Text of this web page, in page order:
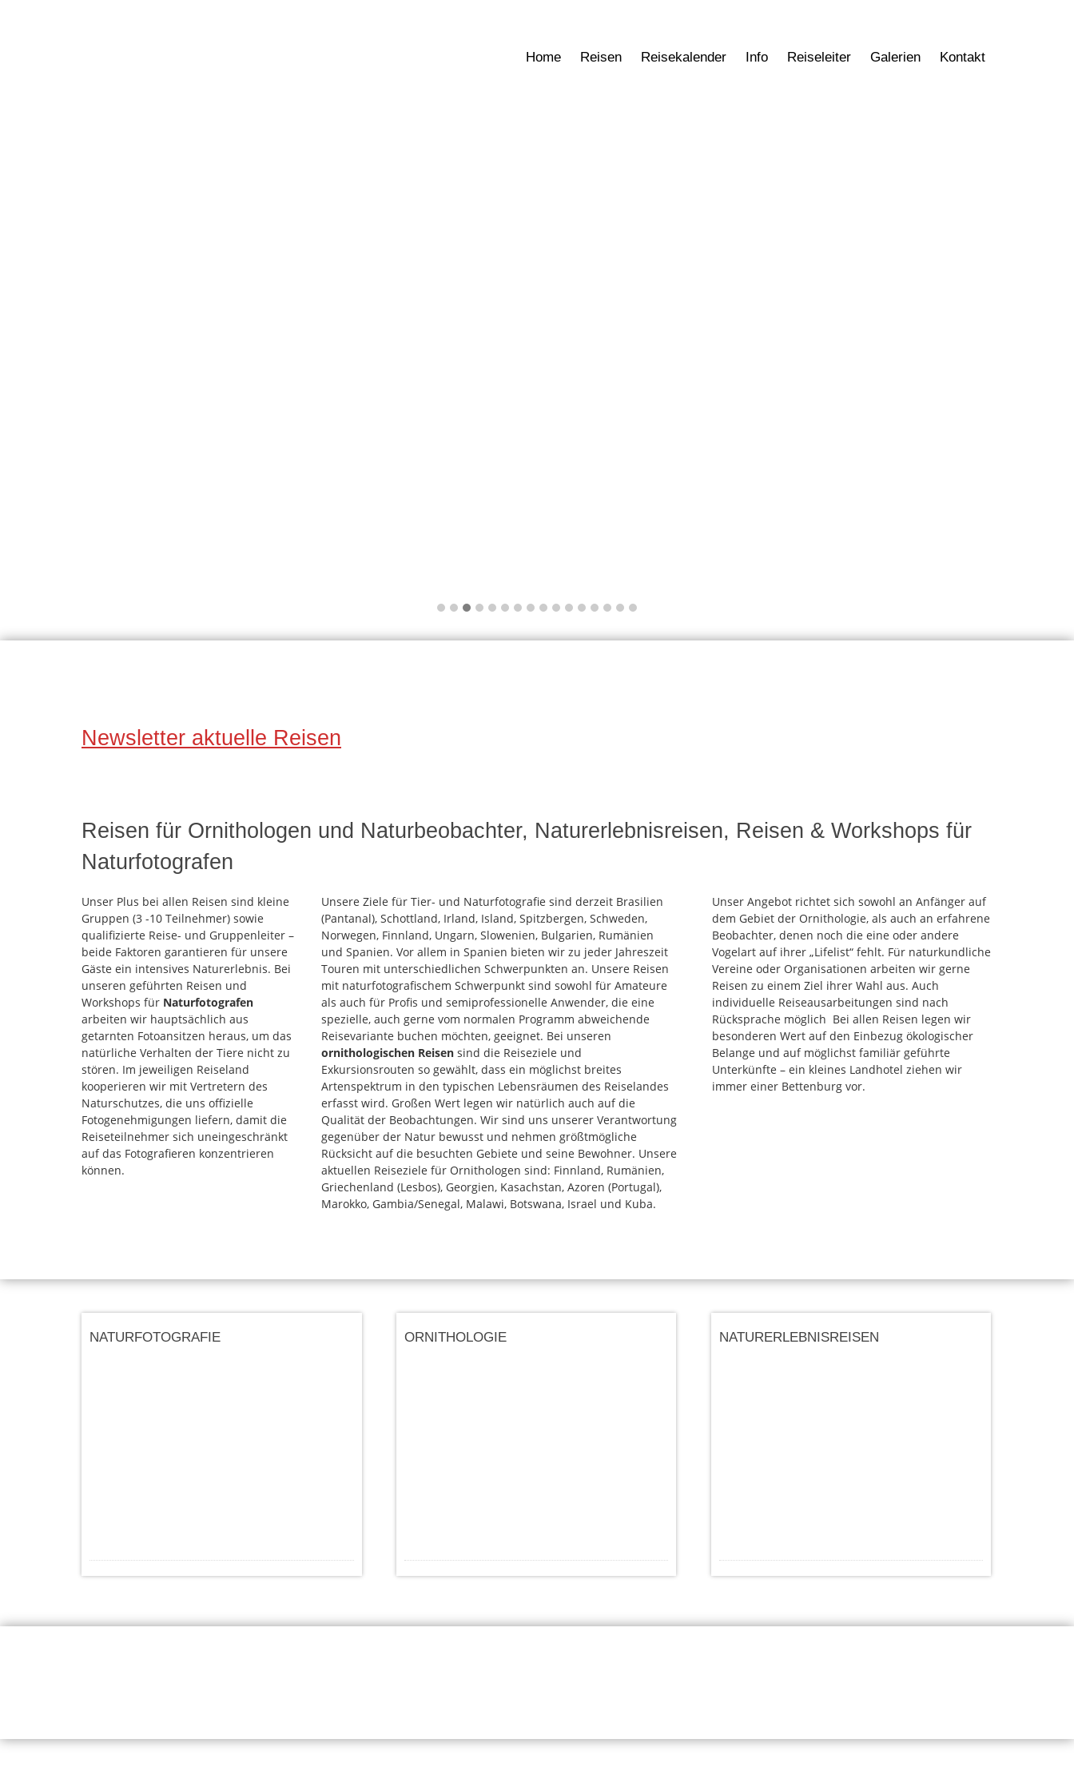
Home
Home Reisen
Reisen Reisekalender
Reisekalender Info
Info Reiseleiter
Reiseleiter Galerien
Galerien Kontakt
Kontakt
Newsletter aktuelle Reisen
Reisen für Ornithologen und Naturbeobachter, Naturerlebnisreisen, Reisen & Workshops für
Naturfotografen
Unser Plus bei allen Reisen sind kleine
Gruppen (3 -10 Teilnehmer) sowie
qualifizierte Reise- und Gruppenleiter –
beide Faktoren garantieren für unsere
Gäste ein intensives Naturerlebnis. Bei
unseren geführten Reisen und
Workshops für Naturfotografen
arbeiten wir hauptsächlich aus
getarnten Fotoansitzen heraus, um das
natürliche Verhalten der Tiere nicht zu
stören. Im jeweiligen Reiseland
kooperieren wir mit Vertretern des
Naturschutzes, die uns offizielle
Fotogenehmigungen liefern, damit die
Reiseteilnehmer sich uneingeschränkt
auf das Fotografieren konzentrieren
können.
Unsere Ziele für Tier- und Naturfotografie sind derzeit Brasilien
(Pantanal), Schottland, Irland, Island, Spitzbergen, Schweden,
Norwegen, Finnland, Ungarn, Slowenien, Bulgarien, Rumänien
und Spanien. Vor allem in Spanien bieten wir zu jeder Jahreszeit
Touren mit unterschiedlichen Schwerpunkten an. Unsere Reisen
mit naturfotografischem Schwerpunkt sind sowohl für Amateure
als auch für Profis und semiprofessionelle Anwender, die eine
spezielle, auch gerne vom normalen Programm abweichende
Reisevariante buchen möchten, geeignet. Bei unseren
ornithologischen Reisen sind die Reiseziele und
Exkursionsrouten so gewählt, dass ein möglichst breites
Artenspektrum in den typischen Lebensräumen des Reiselandes
erfasst wird. Großen Wert legen wir natürlich auch auf die
Qualität der Beobachtungen. Wir sind uns unserer Verantwortung
gegenüber der Natur bewusst und nehmen größtmögliche
Rücksicht auf die besuchten Gebiete und seine Bewohner. Unsere
aktuellen Reiseziele für Ornithologen sind: Finnland, Rumänien,
Griechenland (Lesbos), Georgien, Kasachstan, Azoren (Portugal),
Marokko, Gambia/Senegal, Malawi, Botswana, Israel und Kuba.
Unser Angebot richtet sich sowohl an Anfänger auf
dem Gebiet der Ornithologie, als auch an erfahrene
Beobachter, denen noch die eine oder andere
Vogelart auf ihrer „Lifelist“ fehlt. Für naturkundliche
Vereine oder Organisationen arbeiten wir gerne
Reisen zu einem Ziel ihrer Wahl aus. Auch
individuelle Reiseausarbeitungen sind nach
Rücksprache möglich Bei allen Reisen legen wir
besonderen Wert auf den Einbezug ökologischer
Belange und auf möglichst familiär geführte
Unterkünfte – ein kleines Landhotel ziehen wir
immer einer Bettenburg vor.
NATURFOTOGRAFIE ORNITHOLOGIE NATURERLEBNISREISEN